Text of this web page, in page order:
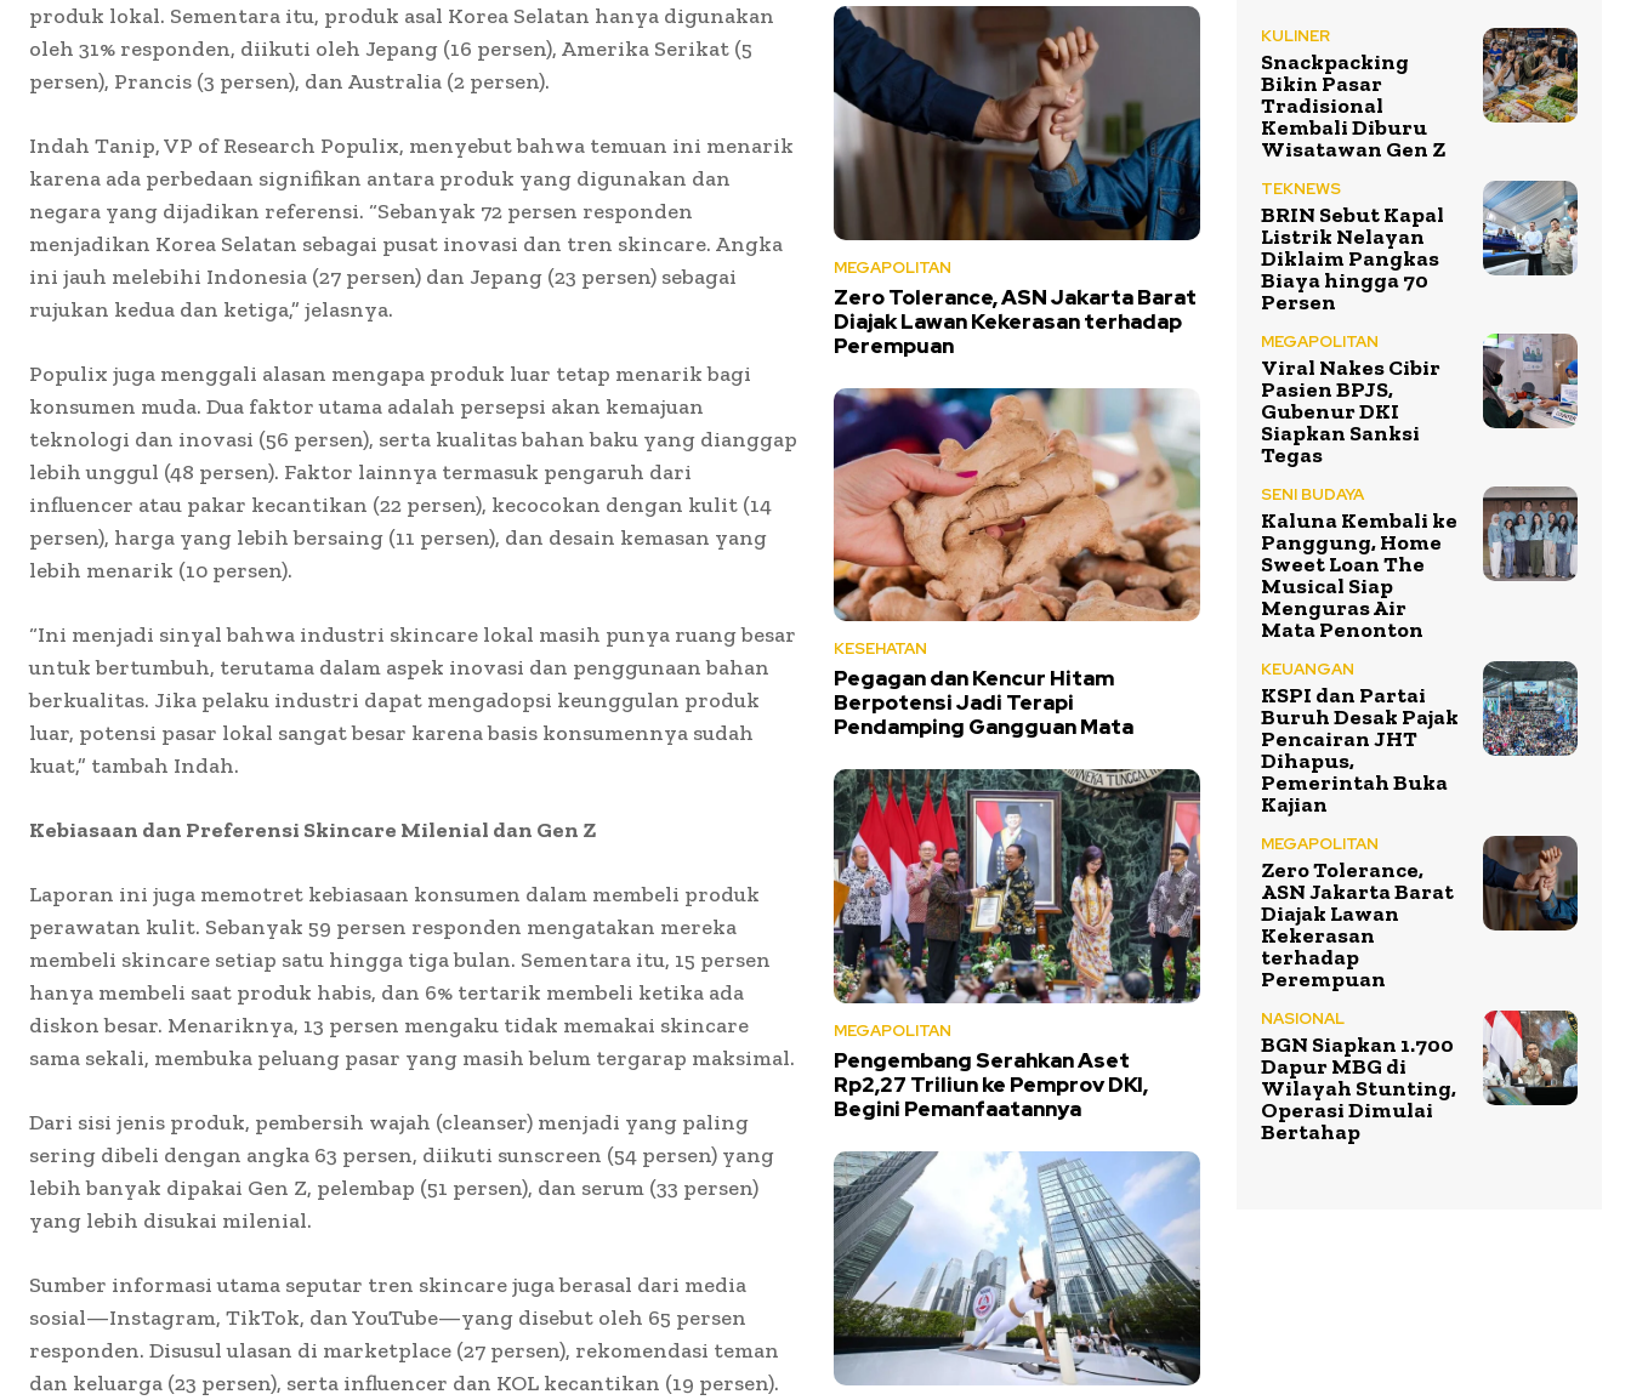
produk lokal. Sementara itu, produk asal Korea Selatan hanya digunakan
oleh 31% responden, diikuti oleh Jepang (16 persen), Amerika Serikat (5
persen), Prancis (3 persen), dan Australia (2 persen).
Indah Tanip, VP of Research Populix, menyebut bahwa temuan ini menarik
karena ada perbedaan signifikan antara produk yang digunakan dan
negara yang dijadikan referensi. “Sebanyak 72 persen responden
menjadikan Korea Selatan sebagai pusat inovasi dan tren skincare. Angka
ini jauh melebihi Indonesia (27 persen) dan Jepang (23 persen) sebagai
rujukan kedua dan ketiga,” jelasnya.
Populix juga menggali alasan mengapa produk luar tetap menarik bagi
konsumen muda. Dua faktor utama adalah persepsi akan kemajuan
teknologi dan inovasi (56 persen), serta kualitas bahan baku yang dianggap
lebih unggul (48 persen). Faktor lainnya termasuk pengaruh dari
influencer atau pakar kecantikan (22 persen), kecocokan dengan kulit (14
persen), harga yang lebih bersaing (11 persen), dan desain kemasan yang
lebih menarik (10 persen).
“Ini menjadi sinyal bahwa industri skincare lokal masih punya ruang besar
untuk bertumbuh, terutama dalam aspek inovasi dan penggunaan bahan
berkualitas. Jika pelaku industri dapat mengadopsi keunggulan produk
luar, potensi pasar lokal sangat besar karena basis konsumennya sudah
kuat,” tambah Indah.
Kebiasaan dan Preferensi Skincare Milenial dan Gen Z
Laporan ini juga memotret kebiasaan konsumen dalam membeli produk
perawatan kulit. Sebanyak 59 persen responden mengatakan mereka
membeli skincare setiap satu hingga tiga bulan. Sementara itu, 15 persen
hanya membeli saat produk habis, dan 6% tertarik membeli ketika ada
diskon besar. Menariknya, 13 persen mengaku tidak memakai skincare
sama sekali, membuka peluang pasar yang masih belum tergarap maksimal.
Dari sisi jenis produk, pembersih wajah (cleanser) menjadi yang paling
sering dibeli dengan angka 63 persen, diikuti sunscreen (54 persen) yang
lebih banyak dipakai Gen Z, pelembap (51 persen), dan serum (33 persen)
yang lebih disukai milenial.
Sumber informasi utama seputar tren skincare juga berasal dari media
sosial—Instagram, TikTok, dan YouTube—yang disebut oleh 65 persen
responden. Disusul ulasan di marketplace (27 persen), rekomendasi teman
dan keluarga (23 persen), serta influencer dan KOL kecantikan (19 persen).
MEGAPOLITAN
Zero Tolerance, ASN Jakarta Barat
Diajak Lawan Kekerasan terhadap
Perempuan
KESEHATAN
Pegagan dan Kencur Hitam
Berpotensi Jadi Terapi
Pendamping Gangguan Mata
MEGAPOLITAN
Pengembang Serahkan Aset
Rp2,27 Triliun ke Pemprov DKI,
Begini Pemanfaatannya
KULINER
Snackpacking
Bikin Pasar
Tradisional
Kembali Diburu
Wisatawan Gen Z
TEKNEWS
BRIN Sebut Kapal
Listrik Nelayan
Diklaim Pangkas
Biaya hingga 70
Persen
MEGAPOLITAN
Viral Nakes Cibir
Pasien BPJS,
Gubenur DKI
Siapkan Sanksi
Tegas
SENI BUDAYA
Kaluna Kembali ke
Panggung, Home
Sweet Loan The
Musical Siap
Menguras Air
Mata Penonton
KEUANGAN
KSPI dan Partai
Buruh Desak Pajak
Pencairan JHT
Dihapus,
Pemerintah Buka
Kajian
MEGAPOLITAN
Zero Tolerance,
ASN Jakarta Barat
Diajak Lawan
Kekerasan
terhadap
Perempuan
NASIONAL
BGN Siapkan 1.700
Dapur MBG di
Wilayah Stunting,
Operasi Dimulai
Bertahap